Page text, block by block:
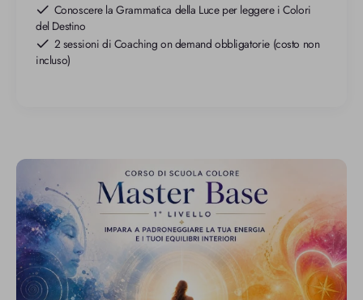
Conoscere la Grammatica della Luce per leggere i Colori
del Destino
2 sessioni di Coaching on demand obbligatorie (costo non
incluso)
Master
Corso
BASE
-
Il
Potere
dei
7
Colori